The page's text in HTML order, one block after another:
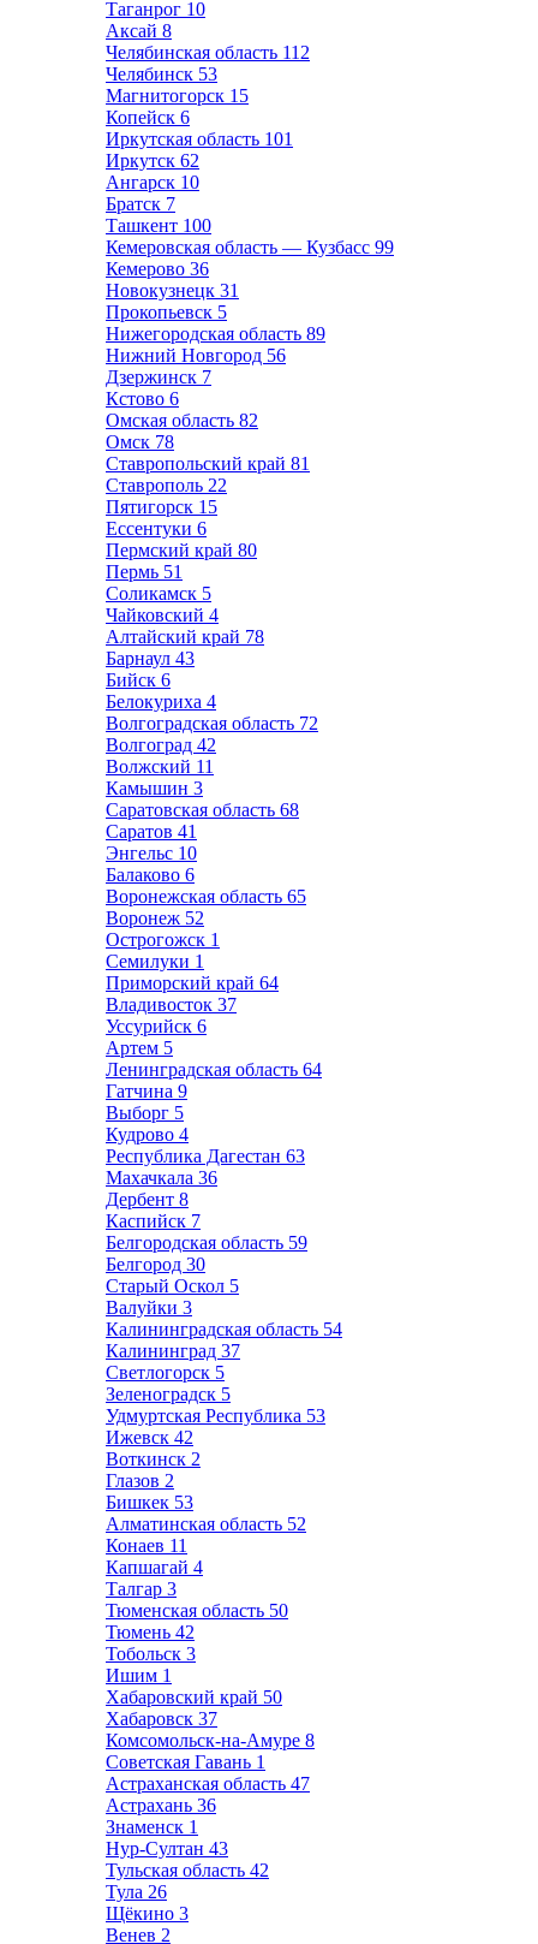
Таганрог 10
Аксай 8
Челябинская область 112
Челябинск 53
Магнитогорск 15
Копейск 6
Иркутская область 101
Иркутск 62
Ангарск 10
Братск 7
Ташкент 100
Кемеровская область — Кузбасс 99
Кемерово 36
Новокузнецк 31
Прокопьевск 5
Нижегородская область 89
Нижний Новгород 56
Дзержинск 7
Кстово 6
Омская область 82
Омск 78
Ставропольский край 81
Ставрополь 22
Пятигорск 15
Ессентуки 6
Пермский край 80
Пермь 51
Соликамск 5
Чайковский 4
Алтайский край 78
Барнаул 43
Бийск 6
Белокуриха 4
Волгоградская область 72
Волгоград 42
Волжский 11
Камышин 3
Саратовская область 68
Саратов 41
Энгельс 10
Балаково 6
Воронежская область 65
Воронеж 52
Острогожск 1
Семилуки 1
Приморский край 64
Владивосток 37
Уссурийск 6
Артем 5
Ленинградская область 64
Гатчина 9
Выборг 5
Кудрово 4
Республика Дагестан 63
Махачкала 36
Дербент 8
Каспийск 7
Белгородская область 59
Белгород 30
Старый Оскол 5
Валуйки 3
Калининградская область 54
Калининград 37
Светлогорск 5
Зеленоградск 5
Удмуртская Республика 53
Ижевск 42
Воткинск 2
Глазов 2
Бишкек 53
Алматинская область 52
Конаев 11
Капшагай 4
Талгар 3
Тюменская область 50
Тюмень 42
Тобольск 3
Ишим 1
Хабаровский край 50
Хабаровск 37
Комсомольск-на-Амуре 8
Советская Гавань 1
Астраханская область 47
Астрахань 36
Знаменск 1
Нур-Султан 43
Тульская область 42
Тула 26
Щёкино 3
Венев 2